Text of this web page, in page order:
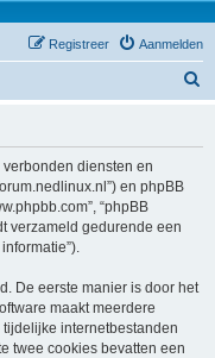
Aanmelden
Registreer
verbonden diensten en
en phpBB
“phpBB
verzameld gedurende een
De eerste manier is door het
maakt meerdere
internetbestanden
twee cookies bevatten een